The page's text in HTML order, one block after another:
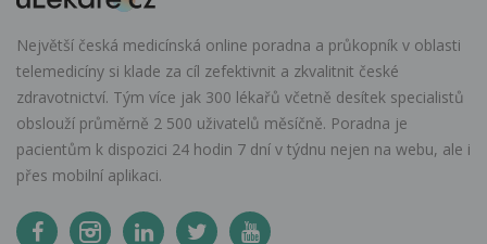
Největší česká medicínská online poradna a průkopník v oblasti
telemedicíny si klade za cíl zefektivnit a zkvalitnit české
zdravotnictví. Tým více jak 300 lékařů včetně desítek specialistů
obslouží průměrně 2 500 uživatelů měsíčně. Poradna je
pacientům k dispozici 24 hodin 7 dní v týdnu nejen na webu, ale i
přes mobilní aplikaci.